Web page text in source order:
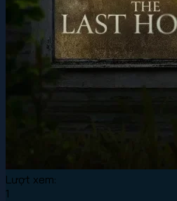
Lượt xem:
1